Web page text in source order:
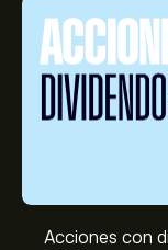
Acciones con